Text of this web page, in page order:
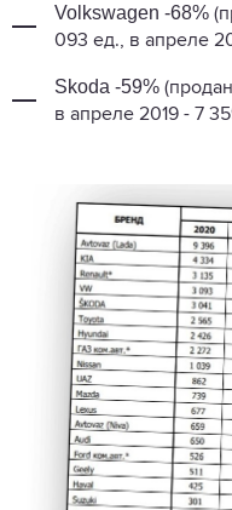
Volkswagen -68%
093 ед., в апреле
Skoda -59%
в апреле 2019 - 7